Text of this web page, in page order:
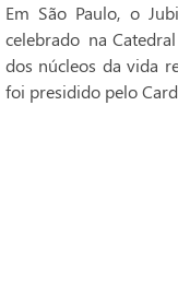
Em São Paulo, o
celebrado na
dos núcleos da vida
foi presidido pelo